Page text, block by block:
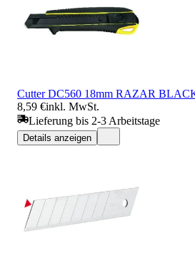
Cutter DC560 18mm RAZAR
8,59 €inkl. MwSt.
Lieferung bis 2-3 Arbeitstage
Details anzeigen